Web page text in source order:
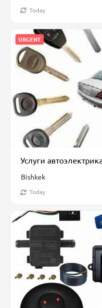
Today
URGENT
Услуги
Bishkek
Today